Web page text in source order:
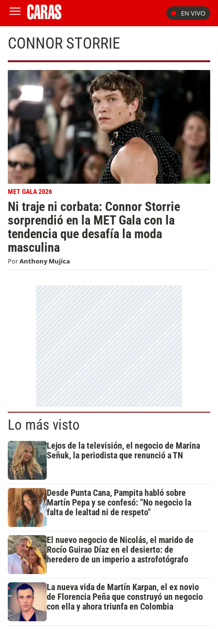
EN VIVO
CONNOR STORRIE
MET GALA 2026
Ni traje ni corbata: Connor Storrie
sorprendió en la MET Gala con la
tendencia que desafía la moda
masculina
PorAnthony Mujica
Lo más visto
Lejos de la televisión, el negocio de Marina
Señuk, la periodista que renunció a TN
Desde Punta Cana, Pampita habló sobre
Martín Pepa y se confesó: "No negocio la
falta de lealtad ni de respeto"
El nuevo negocio de Nicolás, el marido de
Rocío Guirao Díaz en el desierto: de
heredero de un imperio a astrofotógrafo
La nueva vida de Martín Karpan, el ex novio
de Florencia Peña que construyó un negocio
con ella y ahora triunfa en Colombia